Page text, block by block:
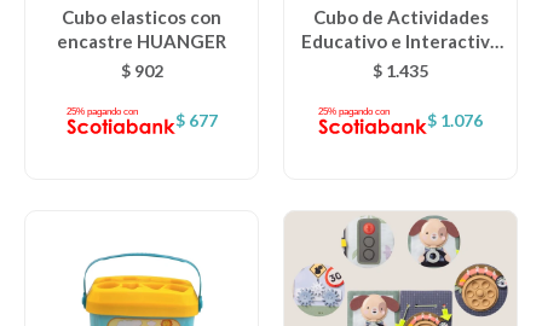
Cubo elasticos con
encastre HUANGER
$ 902
$ 677
Cubo de Actividades
Educativo e Interactivo
Huanger
$ 1.435
$ 1.076
Local MVD Kids